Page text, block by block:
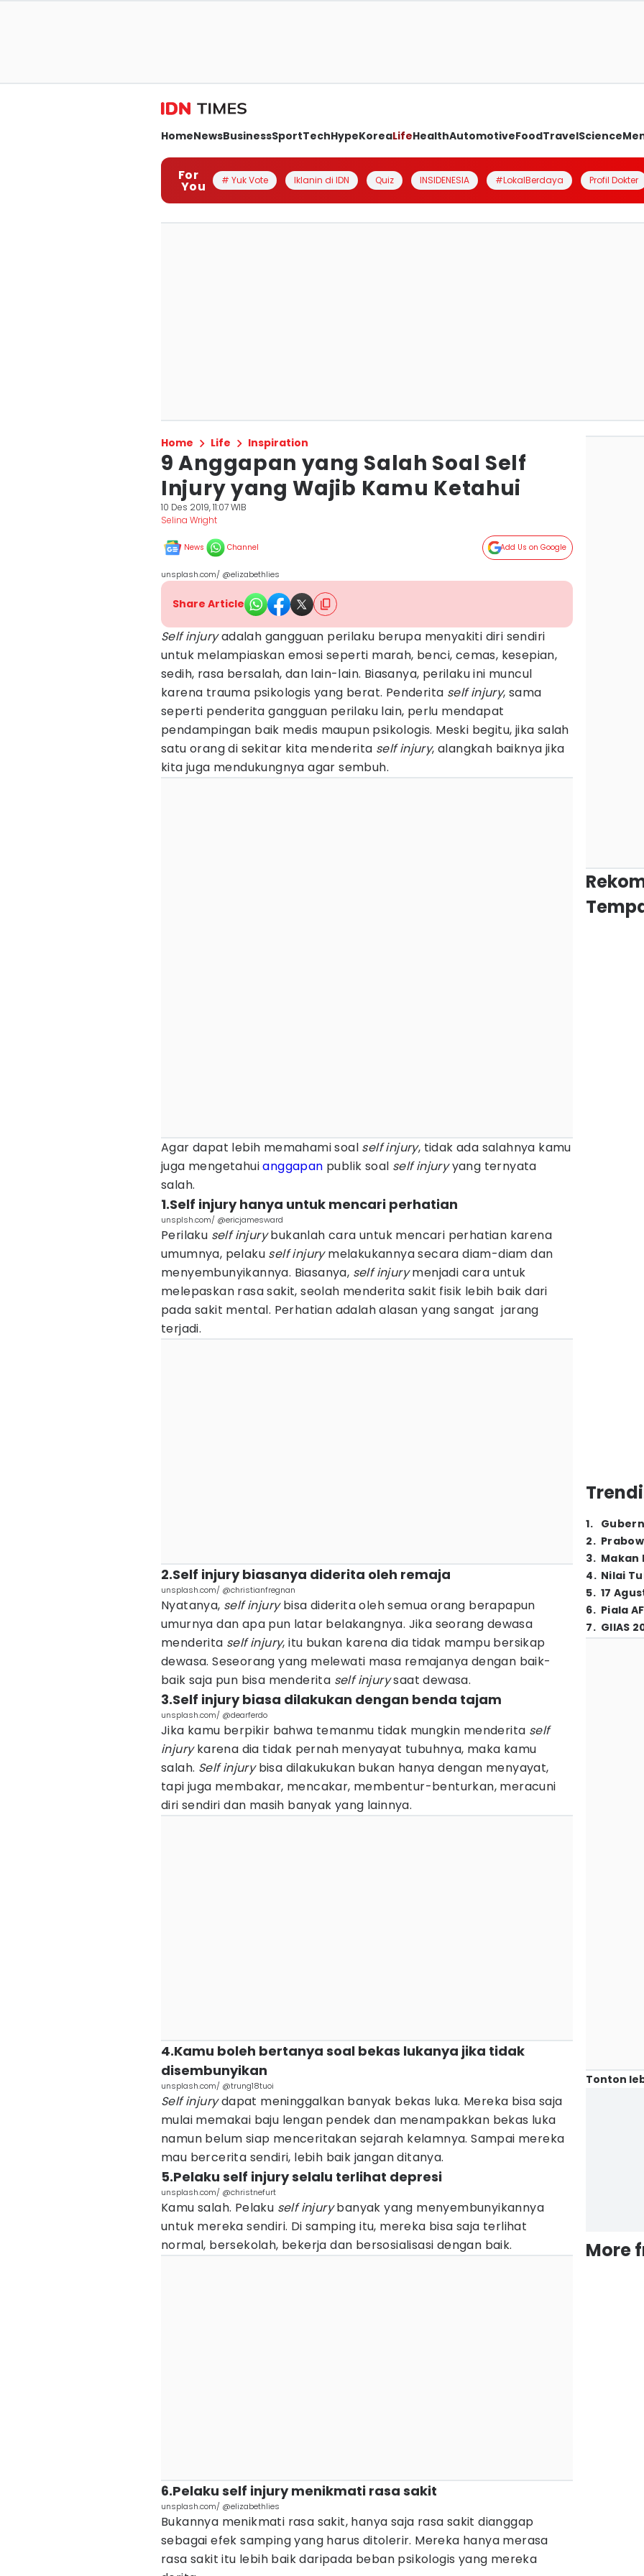
HomeNewsBusinessSportTechHypeKoreaLifeHealthAutomotiveFoodTravelScience
For
You # Yuk Vote Iklanin di IDN Quiz INSIDENESIA #LokalBerdaya Profil Dokter
Home Life Inspiration
9 Anggapan yang Salah Soal Self
Injury yang Wajib Kamu Ketahui
10 Des 2019, 11:07 WIB
Selina Wright
News Channel Add Us on Google
unsplash.com/ @elizabethlies
Share Article
Self injuryadalah gangguan perilaku berupa menyakiti diri sendiri
untuk melampiaskan emosi seperti marah, benci, cemas, kesepian,
sedih, rasa bersalah, dan lain-lain. Biasanya, perilaku ini muncul
karena trauma psikologis yang berat. Penderita self injury, sama
seperti penderita gangguan perilaku lain, perlu mendapat
pendampingan baik medis maupun psikologis. Meski begitu, jika salah
satu orang di sekitar kita menderita self injury, alangkah baiknya jika
kita juga mendukungnya agar sembuh.
Agar dapat lebih memahami soal self injury, tidak ada salahnya kamu
juga mengetahuianggapan publik soal self injuryyang ternyata
salah.
1.Self injury hanya untuk mencari perhatian
unsplsh.com/ @ericjamesward
Perilaku self injurybukanlah cara untuk mencari perhatian karena
umumnya, pelaku self injurymelakukannya secara diam-diam dan
menyembunyikannya. Biasanya, self injurymenjadi cara untuk
melepaskan rasa sakit, seolah menderita sakit fisik lebih baik dari
pada sakit mental. Perhatian adalah alasan yang sangat jarang
terjadi.
2.Self injury biasanya diderita oleh remaja
unsplash.com/ @christianfregnan
Nyatanya, self injurybisa diderita oleh semua orang berapapun
umurnya dan apa pun latar belakangnya. Jika seorang dewasa
menderita self injury, itu bukan karena dia tidak mampu bersikap
dewasa. Seseorang yang melewati masa remajanya dengan baik-
baik saja pun bisa menderita self injurysaat dewasa.
3.Self injury biasa dilakukan dengan benda tajam
unsplash.com/ @dearferdo
Jika kamu berpikir bahwa temanmu tidak mungkin menderita self
injurykarena dia tidak pernah menyayat tubuhnya, maka kamu
salah. Self injurybisa dilakukukan bukan hanya dengan menyayat,
tapi juga membakar, mencakar, membentur-benturkan, meracuni
diri sendiri dan masih banyak yang lainnya.
4.Kamu boleh bertanya soal bekas lukanya jika tidak
disembunyikan
unsplash.com/ @trung18tuoi
Self injurydapat meninggalkan banyak bekas luka. Mereka bisa saja
mulai memakai baju lengan pendek dan menampakkan bekas luka
namun belum siap menceritakan sejarah kelamnya. Sampai mereka
mau bercerita sendiri, lebih baik jangan ditanya.
5.Pelaku self injury selalu terlihat depresi
unsplash.com/ @christnefurt
Kamu salah. Pelaku self injurybanyak yang menyembunyikannya
untuk mereka sendiri. Di samping itu, mereka bisa saja terlihat
normal, bersekolah, bekerja dan bersosialisasi dengan baik.
6.Pelaku self injury menikmati rasa sakit
unsplash.com/ @elizabethlies
Bukannya menikmati rasa sakit, hanya saja rasa sakit dianggap
sebagai efek samping yang harus ditolerir. Mereka hanya merasa
rasa sakit itu lebih baik daripada beban psikologis yang mereka
1.
2.
3. Makan
4. Nilai
5. 17
6. Piala
7. GIIAS
Tonton
More